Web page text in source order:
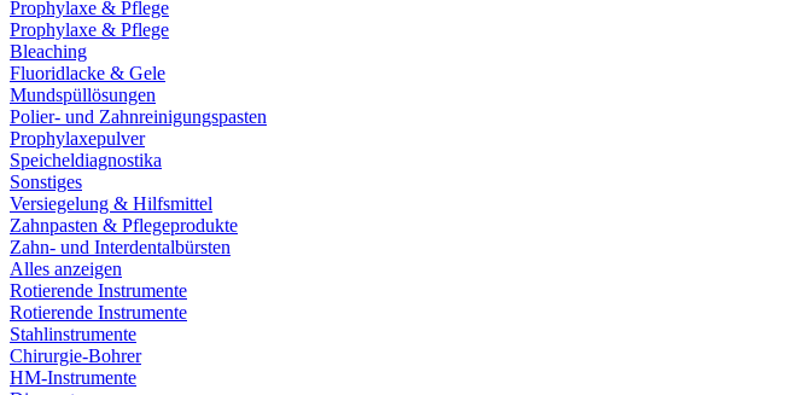
Prophylaxe & Pflege
Prophylaxe & Pflege
Bleaching
Fluoridlacke & Gele
Mundspüllösungen
Polier- und Zahnreinigungspasten
Prophylaxepulver
Speicheldiagnostika
Sonstiges
Versiegelung & Hilfsmittel
Zahnpasten & Pflegeprodukte
Zahn- und Interdentalbürsten
Alles anzeigen
Rotierende Instrumente
Rotierende Instrumente
Stahlinstrumente
Chirurgie-Bohrer
HM-Instrumente